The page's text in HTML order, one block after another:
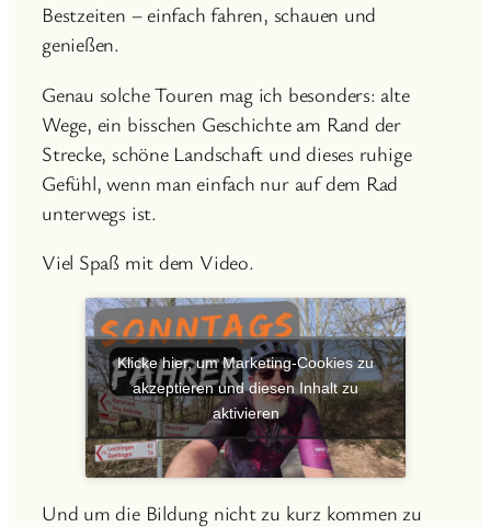
Bestzeiten – einfach fahren, schauen und
genießen.
Genau solche Touren mag ich besonders: alte
Wege, ein bisschen Geschichte am Rand der
Strecke, schöne Landschaft und dieses ruhige
Gefühl, wenn man einfach nur auf dem Rad
unterwegs ist.
Viel Spaß mit dem Video.
Klicke hier, um Marketing-Cookies zu
akzeptieren und diesen Inhalt zu
aktivieren
Und um die Bildung nicht zu kurz kommen zu